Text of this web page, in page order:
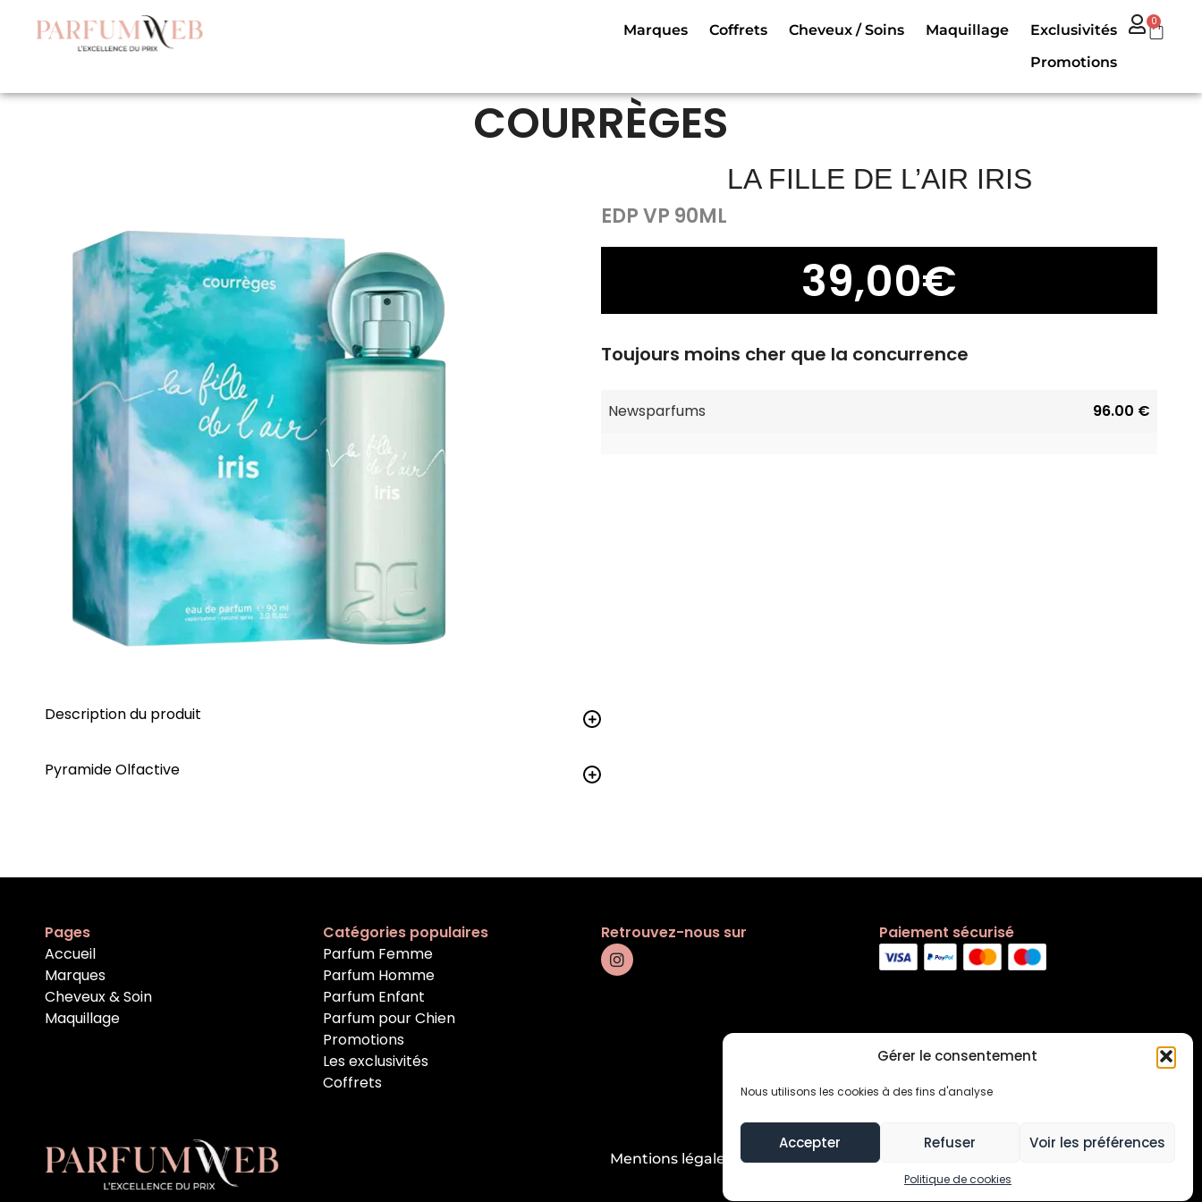
Gérer le consentement
Nous utilisons les cookies à des fins d'analyse
Accepter Refuser Voir les préférences
Politique de cookies
Marques Coffrets Cheveux / Soins Maquillage
Exclusivités
Promotions
0
COURRÈGES
Description du produit
Pyramide Olfactive
LA FILLE DE L’AIR IRIS
EDP VP 90ML
39,00€
Toujours moins cher que la concurrence
Newsparfums 96.00 €
Pages
Accueil
Marques
Cheveux & Soin
Maquillage
Catégories populaires
Parfum Femme
Parfum Homme
Parfum Enfant
Parfum pour Chien
Promotions
Les exclusivités
Coffrets
Retrouvez-nous sur Paiement sécurisé
Mentions légales Conditions générales